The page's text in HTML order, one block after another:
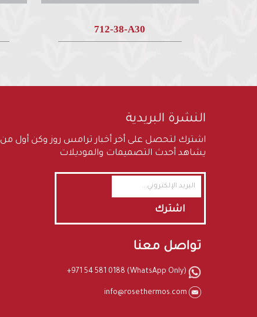
712-38-A30
النشرة البريدية
اشترك لتحصل على أخر أخبار ترامس روز وكن أول من
يشاهد أحدث التصميمات والموديلات
اشترك
تواصل معنا
+971 54 581 0188 (WhatsApp Only)